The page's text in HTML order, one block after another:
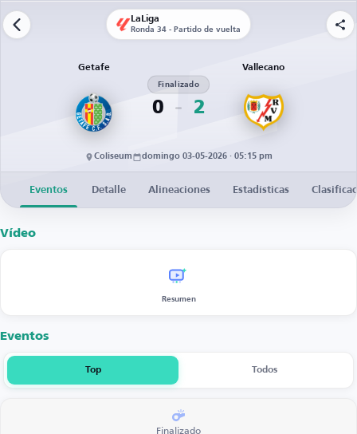
LaLiga
Ronda 34 - Partido de vuelta
Getafe
0
Finalizado
2
Vallecano
Coliseum domingo 03-05-2026 · 05:15 pm
Eventos Detalle Alineaciones Estadísticas
Vídeo
Resumen
Eventos
Top Todos